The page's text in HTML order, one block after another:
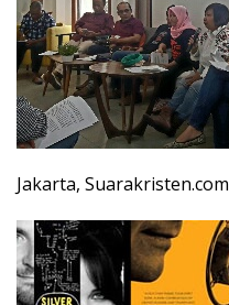
Jakarta, Suarakristen.com